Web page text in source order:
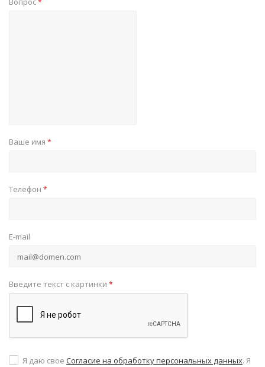
*
Ваше имя *
Телефон *
E-mail
Введите текст с картинки *
Я даю свое Согласие на обработку персональных данных. Я